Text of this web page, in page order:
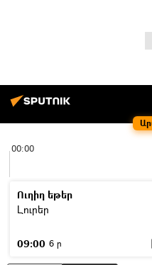
00:00
Ուղիղ եթեր
Լուրեր
09:00 6 ր